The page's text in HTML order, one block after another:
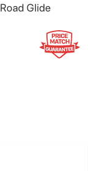
Glide